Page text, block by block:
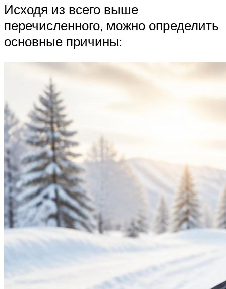
Исходя из всего выше
перечисленного, можно определить
основные причины: